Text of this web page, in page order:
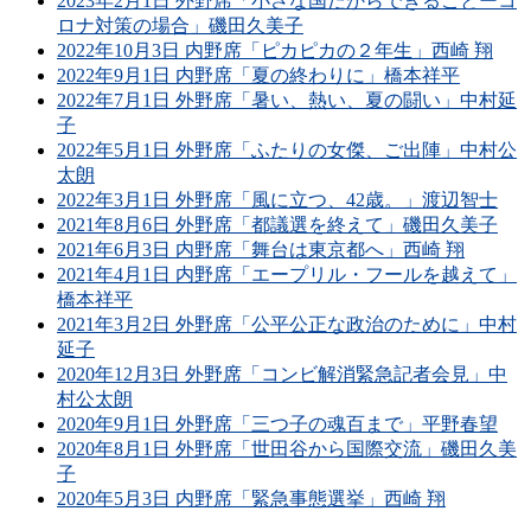
ロナ対策の場合」磯田久美子
2022年10月3日 内野席「ピカピカの２年生」西崎 翔
2022年9月1日 内野席「夏の終わりに」橋本祥平
2022年7月1日 外野席「暑い、熱い、夏の闘い」中村延
子
2022年5月1日 外野席「ふたりの女傑、ご出陣」中村公
太朗
2022年3月1日 外野席「風に立つ、42歳。」渡辺智士
2021年8月6日 外野席「都議選を終えて」磯田久美子
2021年6月3日 内野席「舞台は東京都へ」西崎 翔
2021年4月1日 内野席「エープリル・フールを越えて」
橋本祥平
2021年3月2日 外野席「公平公正な政治のために」中村
延子
2020年12月3日 外野席「コンビ解消緊急記者会見」中
村公太朗
2020年9月1日 外野席「三つ子の魂百まで」平野春望
2020年8月1日 外野席「世田谷から国際交流」磯田久美
子
2020年5月3日 内野席「緊急事態選挙」西崎 翔